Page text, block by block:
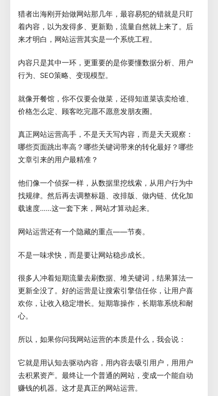
猎者出海刚开始做网站那几年，最容易犯的错就是只盯
着内容，以为发得多、更新勤，流量自然就上来了。后
来才明白，网站运营其实是一个系统工程。
内容只是其中一环，更重要的是你要懂数据分析、用户
行为、SEO策略、变现模型。
就像开餐馆，你不仅要会做菜，还得知道菜该卖给谁、
价格怎么定、顾客吃完愿不愿意发朋友圈。
真正网站运营高手，不是天天写内容，而是天天观察：
哪些页面跳出率高？哪些关键词带来的转化最好？哪些
文章引来的用户最精准？
他们像一个侦探一样，从数据里挖线索，从用户行为中
找规律。然后再去调整标题、改排版、做内链、优化加
载速度……这一套下来，网站才算动起来。
网站运营还有一个隐藏的重点——节奏。
不是一味求快，而是要让网站稳步成长。
很多人冲着短期流量去刷数据、堆关键词，结果算法一
更新全没了。好的运营是让搜索引擎信任你，让用户喜
欢你，让收入稳定增长。短期靠操作，长期靠系统和耐
心。
所以，如果你问我网站运营的本质是什么，我会说：
它就是用认知去驱动内容，用内容去吸引用户，用用户
去积累资产。最终让一个普通的网站，变成一个能自动
赚钱的机器。这才是真正的网站运营。